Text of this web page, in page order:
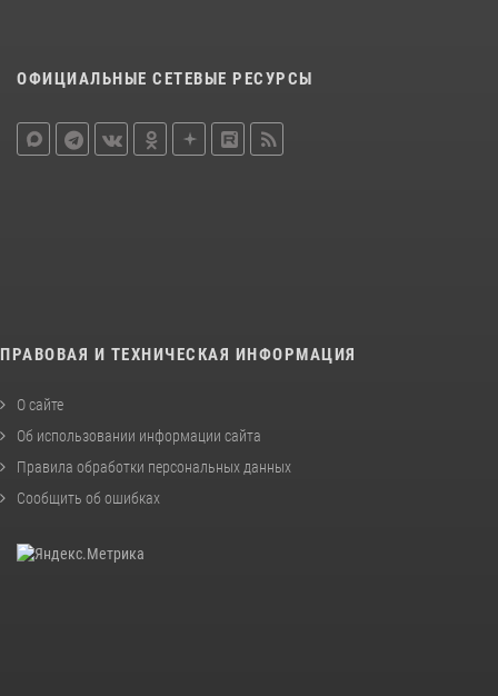
ОФИЦИАЛЬНЫЕ СЕТЕВЫЕ РЕСУРСЫ
ПРАВОВАЯ И ТЕХНИЧЕСКАЯ ИНФОРМАЦИЯ
О сайте
Об использовании информации сайта
Правила обработки персональных данных
Сообщить об ошибках